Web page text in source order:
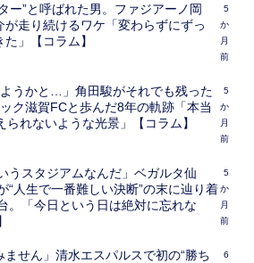
ー”と呼ばれた男。ファジアーノ岡
が走り続けるワケ「変わらずにずっ
」【コラム】
5
か
月
前
ようかと…」角田駿がそれでも残った
ク滋賀FCと歩んだ8年の軌跡「本当
られないような光景」【コラム】
5
か
月
前
うスタジアムなんだ」ベガルタ仙
“人生で一番難しい決断”の末に辿り着
。「今日という日は絶対に忘れな
5
か
月
前
ません」清水エスパルスで初の“勝ち
6